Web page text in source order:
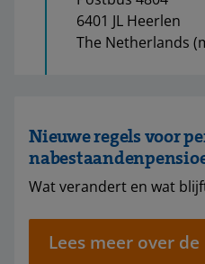
6401 JL Heerlen
The Netherlands
Nieuwe regels voor
Wat verandert en wat
Lees meer over